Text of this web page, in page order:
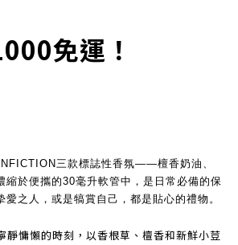
免運！
三款標誌性香氛——檀香奶油、
於便攜的30毫升軟管中，是日常必備的保
之人，或是犒賞自己，都是貼心的禮物。
靜慵懶的時刻，以香根草、檀香和新鮮小荳